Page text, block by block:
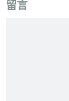
留言